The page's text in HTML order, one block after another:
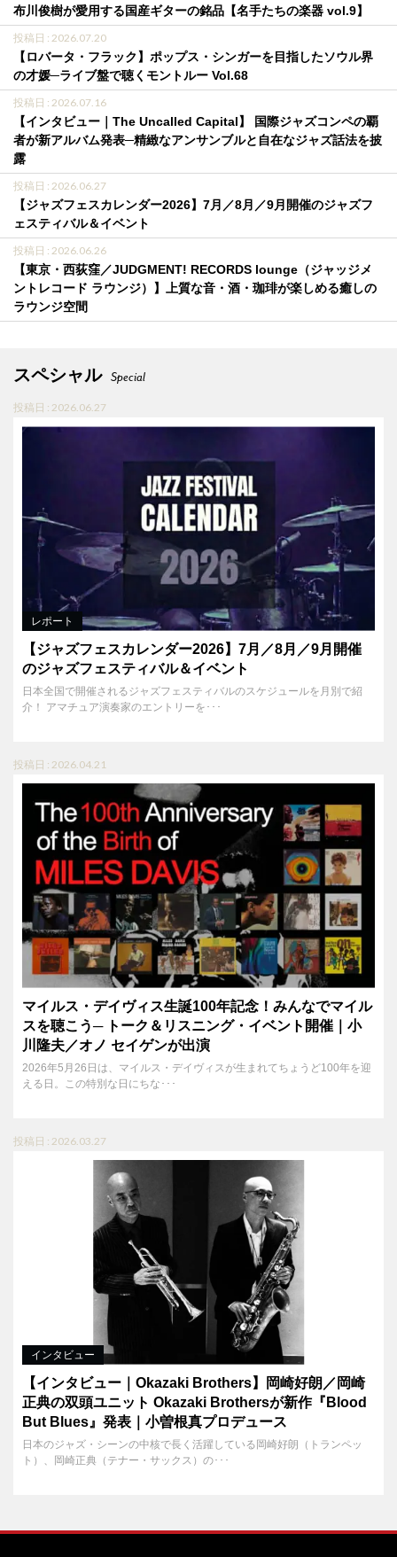
布川俊樹が愛用する国産ギターの銘品【名手たちの楽器 vol.9】
投稿日 : 2026.07.20
【ロバータ・フラック】ポップス・シンガーを目指したソウル界
の才媛─ライブ盤で聴くモントルー Vol.68
投稿日 : 2026.07.16
【インタビュー｜The Uncalled Capital】 国際ジャズコンペの覇
者が新アルバム発表─精緻なアンサンブルと自在なジャズ話法を披
露
投稿日 : 2026.06.27
【ジャズフェスカレンダー2026】7月／8月／9月開催のジャズフ
ェスティバル＆イベント
投稿日 : 2026.06.26
【東京・西荻窪／JUDGMENT! RECORDS lounge（ジャッジメ
ントレコード ラウンジ）】上質な音・酒・珈琲が楽しめる癒しの
ラウンジ空間
スペシャル Special
投稿日 : 2026.06.27
レポート
【ジャズフェスカレンダー2026】7月／8月／9月開催
のジャズフェスティバル＆イベント
日本全国で開催されるジャズフェスティバルのスケジュールを月別で紹
介！ アマチュア演奏家のエントリーを･･･
投稿日 : 2026.04.21
マイルス・デイヴィス生誕100年記念！みんなでマイル
スを聴こう─ トーク＆リスニング・イベント開催｜小
川隆夫／オノ セイゲンが出演
2026年5月26日は、マイルス・デイヴィスが生まれてちょうど100年を迎
える日。この特別な日にちな･･･
投稿日 : 2026.03.27
インタビュー
【インタビュー｜Okazaki Brothers】岡崎好朗／岡崎
正典の双頭ユニット Okazaki Brothersが新作『Blood
But Blues』発表｜小曽根真プロデュース
日本のジャズ・シーンの中核で長く活躍している岡崎好朗（トランペッ
ト）、岡崎正典（テナー・サックス）の･･･